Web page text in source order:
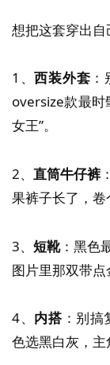
想把这套穿出自
1、西装外套
oversize款最时
女王”。
2、 直筒牛仔裤
果裤子长了，卷
3、 短靴：黑色
图片里那双带点
4、 内搭：别搞
色选黑白灰，主